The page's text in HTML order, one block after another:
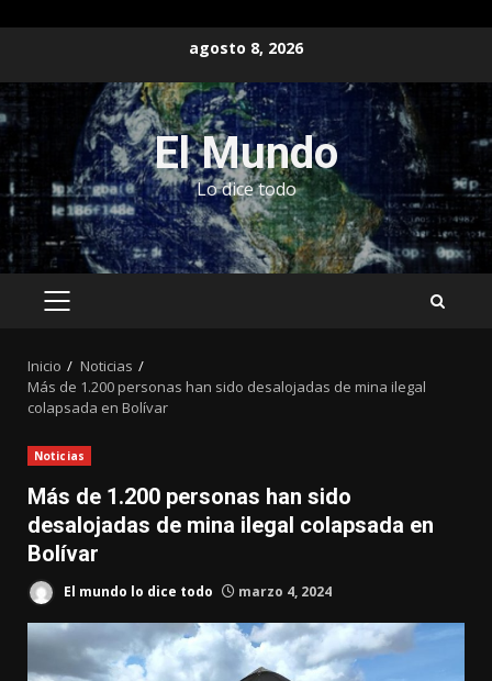
contenido
agosto 8, 2026
El Mundo
Lo dice todo
MENÚ
Inicio
Noticias
Más de 1.200 personas han sido desalojadas de mina ilegal
colapsada en Bolívar
Noticias
Más de 1.200 personas han sido
desalojadas de mina ilegal colapsada en
Bolívar
El mundo lo dice todo marzo 4, 2024